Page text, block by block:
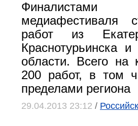
Финалистами
медиафестиваля
работ из
Краснотурьинска
области. Всего на
200 работ, в том
пределами региона
29.04.2013 23:12 /